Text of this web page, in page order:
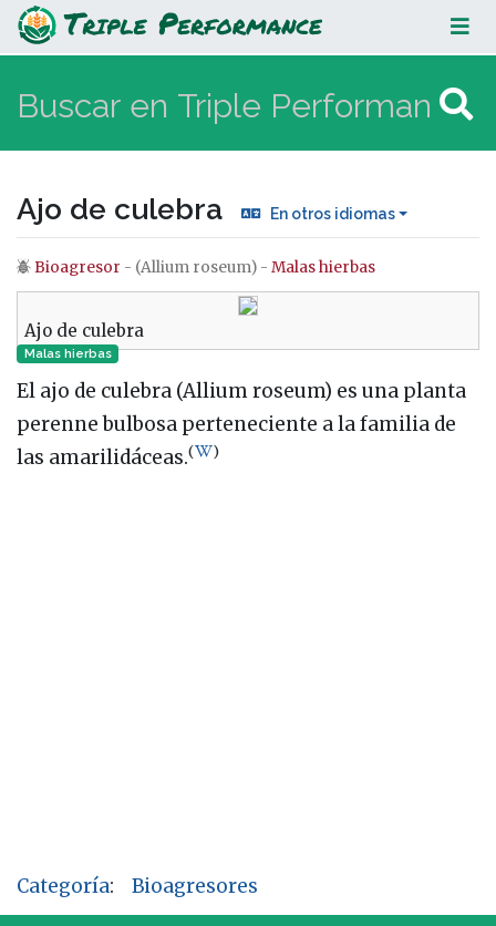
Ajo de culebra
Ajo de culebra En otros idiomas
Saltar a:navegación,buscar
Bioagresor - (Allium roseum) - Malas hierbas
Ajo de culebra
Malas hierbas
El ajo de culebra (Allium roseum) es una planta
perenne bulbosa perteneciente a la familia de
las amarilidáceas.( )
Categoría: Bioagresores